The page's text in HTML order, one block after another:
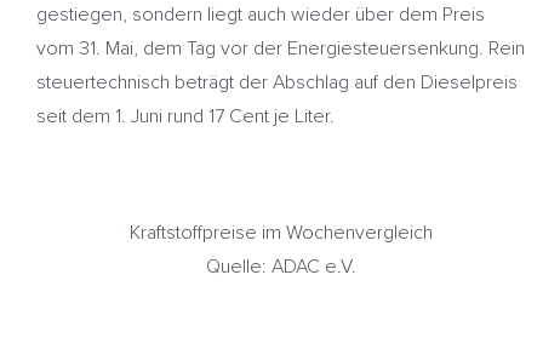
gestiegen, sondern liegt auch wieder über dem Preis
vom 31. Mai, dem Tag vor der Energiesteuersenkung. Rein
steuertechnisch beträgt der Abschlag auf den Dieselpreis
seit dem 1. Juni rund 17 Cent je Liter.
Kraftstoffpreise im Wochenvergleich
Quelle: ADAC e.V.